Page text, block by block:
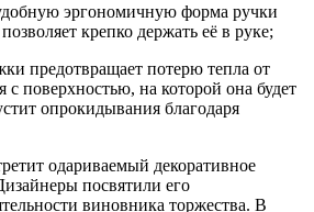
эргономичную форма ручки
крепко держать её в руке;
предотвращает потерю тепла от
с поверхностью, на которой она будет
опрокидывания благодаря
одариваемый декоративное
посвятили его
виновника торжества. В